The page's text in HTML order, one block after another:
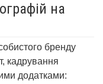
на
бренду
кадрування
додатками: